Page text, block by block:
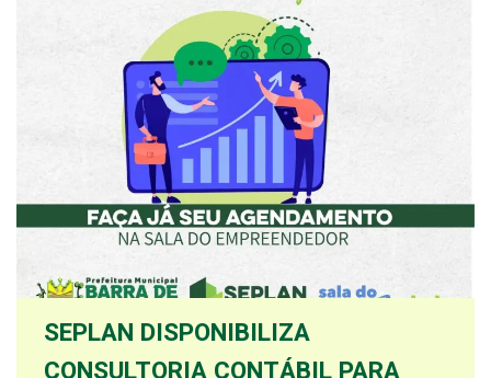
SEPLAN DISPONIBILIZA